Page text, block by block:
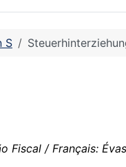
S
Fiscal / Français: